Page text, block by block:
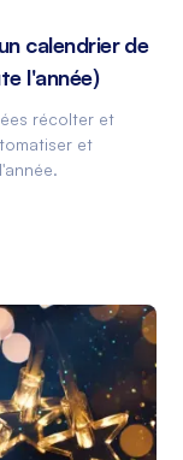
calendrier de
l'année)
récolter et
et